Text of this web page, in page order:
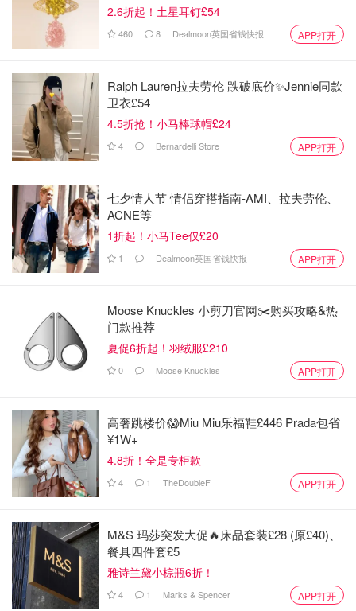
2.6折起！土星耳钉£54
460 8 Dealmoon英国省钱快报 APP打开
Ralph Lauren拉夫劳伦 跌破底价✨Jennie同款
卫衣£54
4.5折抢！小马棒球帽£24
4 Bernardelli Store APP打开
七夕情人节 情侣穿搭指南-AMI、拉夫劳伦、
ACNE等
1折起！小马Tee仅£20
1 Dealmoon英国省钱快报 APP打开
Moose Knuckles 小剪刀官网✂️购买攻略&热
门款推荐
夏促6折起！羽绒服£210
0 Moose Knuckles APP打开
高奢跳楼价😱Miu Miu乐福鞋£446 Prada包省
¥1W+
4.8折！全是专柜款
4 1 TheDoubleF APP打开
M&S 玛莎突发大促🔥床品套装£28 (原£40)、
餐具四件套£5
雅诗兰黛小棕瓶6折！
4 1 Marks & Spencer APP打开